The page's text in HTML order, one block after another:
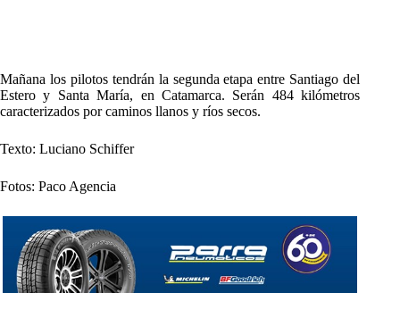
Mañana los pilotos tendrán la segunda etapa entre Santiago del
Estero y Santa María, en Catamarca. Serán 484 kilómetros
caracterizados por caminos llanos y ríos secos.
Texto: Luciano Schiffer
Fotos: Paco Agencia